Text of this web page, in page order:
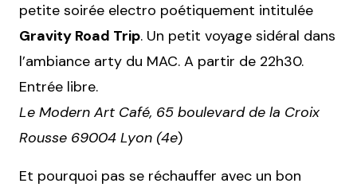
petite soirée electro poétiquement intitulée
Gravity Road Trip. Un petit voyage sidéral dans
l’ambiance arty du MAC. A partir de 22h30.
Entrée libre.
Le Modern Art Café, 65 boulevard de la Croix
Rousse 69004 Lyon (4e)
Et pourquoi pas se réchauffer avec un bon